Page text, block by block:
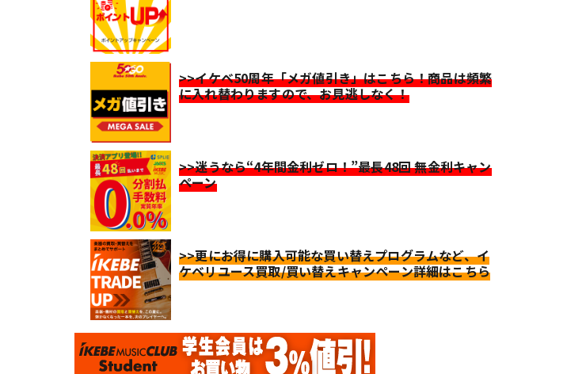
>>イケベ50周年「メガ値引き」はこちら！商品は頻繁
に入れ替わりますので、お見逃しなく！
>>迷うなら“4年間金利ゼロ！”最長48回 無金利キャン
ペーン
>>更にお得に購入可能な買い替えプログラムなど、イ
ケベリユース買取/買い替えキャンペーン詳細はこちら